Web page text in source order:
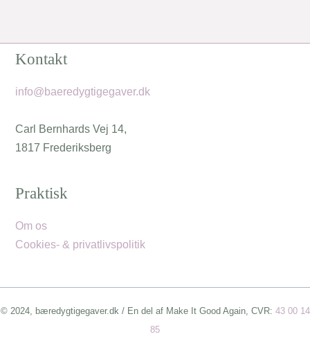
Kontakt
info@baeredygtigegaver.dk
Carl Bernhards Vej 14,
1817 Frederiksberg
Praktisk
Om os
Cookies- & privatlivspolitik
© 2024, bæredygtigegaver.dk / En del af Make It Good Again, CVR: 43 00 14
85